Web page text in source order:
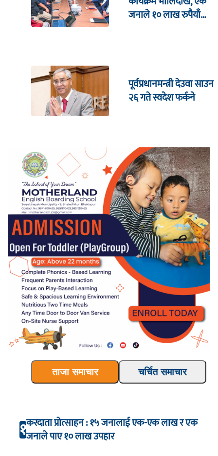
जनाले १० लाख रुपैयाँ
पूर्वप्रधानमन्त्री देउवा साउन
२६ गते स्वदेश फर्कने
ताजा समाचार चर्चित समाचार
१करदाता प्रोत्साहन : १५ जनालाई एक-एक लाख र एक
जनाले पाए १० लाख उपहार